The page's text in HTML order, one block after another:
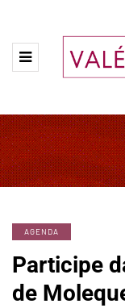
AGENDA
Participe
de